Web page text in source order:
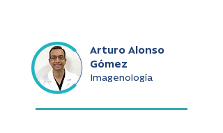
Arturo Alonso
Gómez
Imagenología